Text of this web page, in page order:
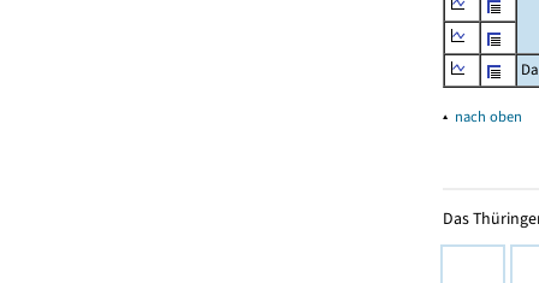
▴ nach oben
Das